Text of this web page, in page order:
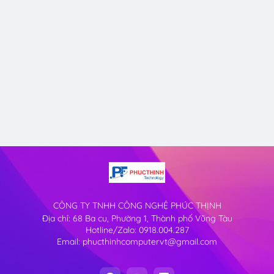
CÔNG TY TNHH CÔNG NGHỆ PHÚC THỊNH
Địa chỉ: 68 Ba cu, Phường 1, Thành phố Vũng Tàu
Hotline/Zalo: 0918.004.287
Email: phucthinhcomputervt@gmail.com